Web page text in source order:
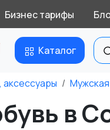
Бизнес тарифы
Каталог
в